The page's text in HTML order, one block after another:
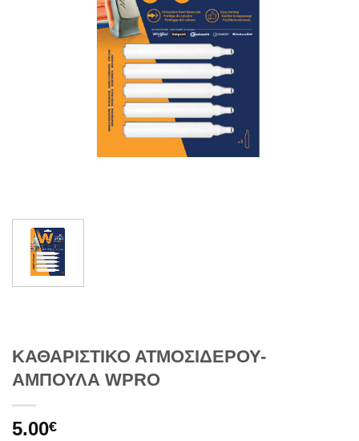
ΚΑΘΑΡΙΣΤΙΚΟ ΑΤΜΟΣΙΔΕΡΟΥ-
ΑΜΠΟΥΛΑ WPRO
5.00€